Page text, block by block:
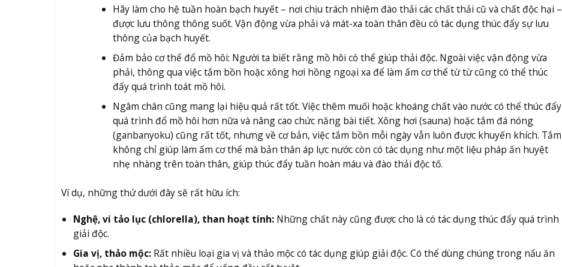
Hãy làm cho hệ tuần hoàn bạch huyết – nơi chịu trách nhiệm đào thải các chất thải cũ và chất độc hại –
được lưu thông thông suốt. Vận động vừa phải và mát-xa toàn thân đều có tác dụng thúc đẩy sự lưu
thông của bạch huyết.
Đảm bảo cơ thể đổ mồ hôi: Người ta biết rằng mồ hôi có thể giúp thải độc. Ngoài việc vận động vừa
phải, thông qua việc tắm bồn hoặc xông hơi hồng ngoại xa để làm ấm cơ thể từ từ cũng có thể thúc
đẩy quá trình toát mồ hôi.
Ngâm chân cũng mang lại hiệu quả rất tốt. Việc thêm muối hoặc khoáng chất vào nước có thể thúc đẩy
quá trình đổ mồ hôi hơn nữa và nâng cao chức năng bài tiết. Xông hơi (sauna) hoặc tắm đá nóng
(ganbanyoku) cũng rất tốt, nhưng về cơ bản, việc tắm bồn mỗi ngày vẫn luôn được khuyến khích. Tắm
không chỉ giúp làm ấm cơ thể mà bản thân áp lực nước còn có tác dụng như một liệu pháp ấn huyệt
nhẹ nhàng trên toàn thân, giúp thúc đẩy tuần hoàn máu và đào thải độc tố.
Ví dụ, những thứ dưới đây sẽ rất hữu ích:
Nghệ, vi tảo lục (chlorella), than hoạt tính:Những chất này cũng được cho là có tác dụng thúc đẩy quá trình
giải độc.
Gia vị, thảo mộc:Rất nhiều loại gia vị và thảo mộc có tác dụng giúp giải độc. Có thể dùng chúng trong nấu ăn